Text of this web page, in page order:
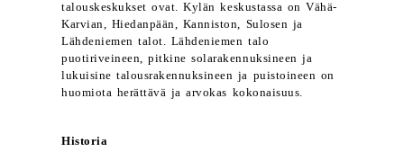
talouskeskukset ovat. Kylän keskustassa on Vähä-
Karvian, Hiedanpään, Kanniston, Sulosen ja
Lähdeniemen talot. Lähdeniemen talo
puotiriveineen, pitkine solarakennuksineen ja
lukuisine talousrakennuksineen ja puistoineen on
huomiota herättävä ja arvokas kokonaisuus.
Historia